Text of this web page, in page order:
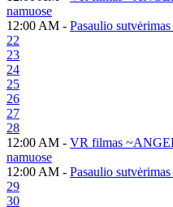
namuose
12:00 AM - Pasaulio
22
23
24
25
26
27
28
12:00 AM - VR filmas
namuose
12:00 AM - Pasaulio
29
30